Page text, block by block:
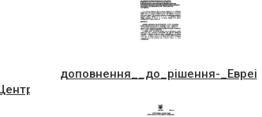
доповнення__до_рiшення-_Eвреi